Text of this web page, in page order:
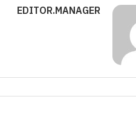
EDITOR.MANAGER